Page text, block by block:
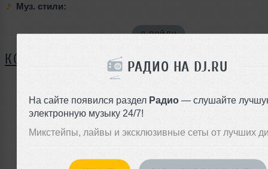
РАДИО НА DJ.RU
На сайте появился раздел Радио — слушайте
электронную музыку 24/7!
Микстейпы, лайвы и эксклюзивные сеты от лучших
Муз. стили:
Я ПОЙДУ
КОММЕНТАРИИ
ЗАРЕГИСТРИРУЙТЕСЬ
Или